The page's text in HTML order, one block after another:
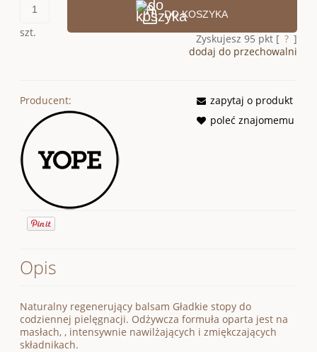
szt.
DO KOSZYKA
Zyskujesz 95 pkt [ ? ]
dodaj do przechowalni
Producent:
zapytaj o produkt
poleć znajomemu
Opis
Naturalny regenerujący balsam Gładkie stopy do
codziennej pielęgnacji. Odżywcza formuła oparta jest na
masłach, , intensywnie nawilżających i zmiękczających
składnikach.